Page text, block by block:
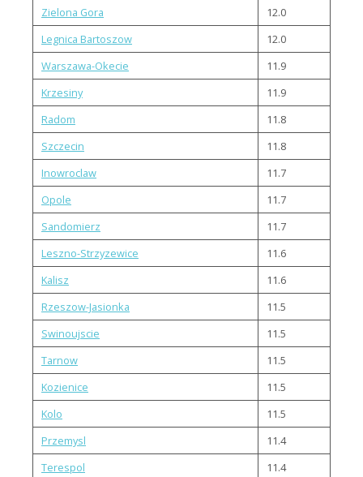
Zielona Gora
12.0
Legnica Bartoszow
12.0
Warszawa-Okecie
11.9
Krzesiny
11.9
Radom
11.8
Szczecin
11.8
Inowroclaw
11.7
Opole
11.7
Sandomierz
11.7
Leszno-Strzyzewice
11.6
Kalisz
11.6
Rzeszow-Jasionka
11.5
Swinoujscie
11.5
Tarnow
11.5
Kozienice
11.5
Kolo
11.5
Przemysl
11.4
Terespol
11.4